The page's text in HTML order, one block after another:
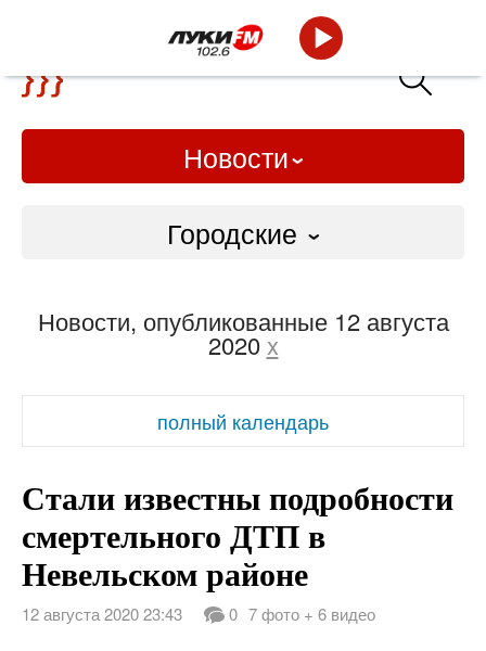
Новости
Городские
Слово Дело
Народные
ВТРК
Новости, опубликованные 12 августа
2020 x
полный календарь
Стали известны подробности
смертельного ДТП в
Невельском районе
12 августа 2020 23:43 0 7 фото + 6 видео